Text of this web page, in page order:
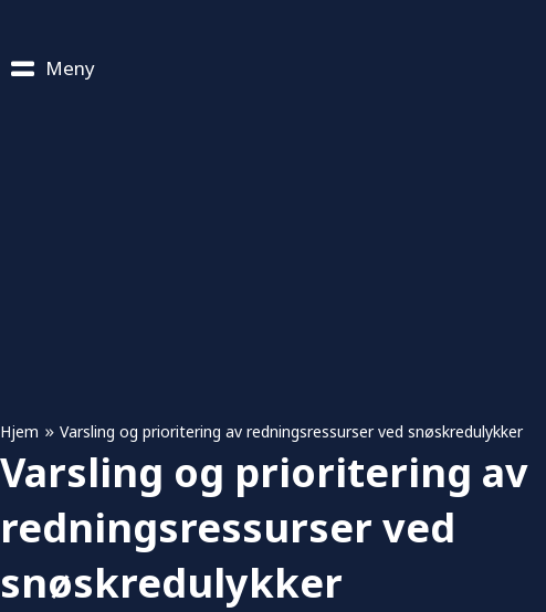
Meny
Hjem » Varsling og prioritering av redningsressurser ved snøskredulykker
Varsling og prioritering av
redningsressurser ved
snøskredulykker